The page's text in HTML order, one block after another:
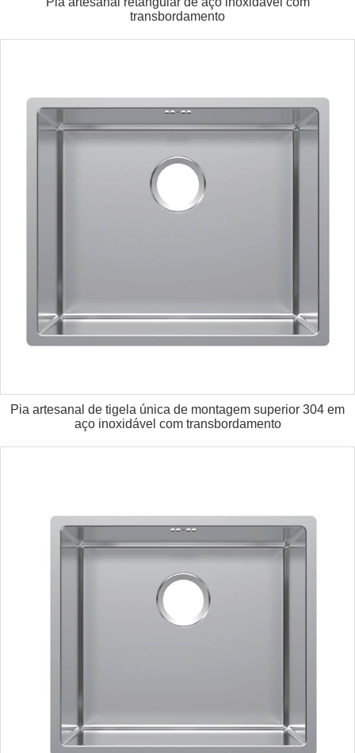
transbordamento
Pia artesanal de tigela única de montagem superior 304 em
aço inoxidável com transbordamento